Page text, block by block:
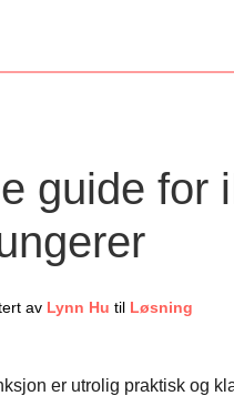
guide for
av Lynn Hu til Løsning
er utrolig praktisk og